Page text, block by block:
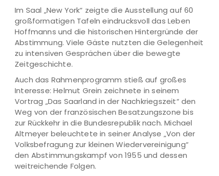
Im Saal „New York“ zeigte die Ausstellung auf 60
großformatigen Tafeln eindrucksvoll das Leben
Hoffmanns und die historischen Hintergründe der
Abstimmung. Viele Gäste nutzten die Gelegenheit
zu intensiven Gesprächen über die bewegte
Zeitgeschichte.
Auch das Rahmenprogramm stieß auf großes
Interesse: Helmut Grein zeichnete in seinem
Vortrag „Das Saarland in der Nachkriegszeit“ den
Weg von der französischen Besatzungszone bis
zur Rückkehr in die Bundesrepublik nach. Michael
Altmeyer beleuchtete in seiner Analyse „Von der
Volksbefragung zur kleinen Wiedervereinigung“
den Abstimmungskampf von 1955 und dessen
weitreichende Folgen.